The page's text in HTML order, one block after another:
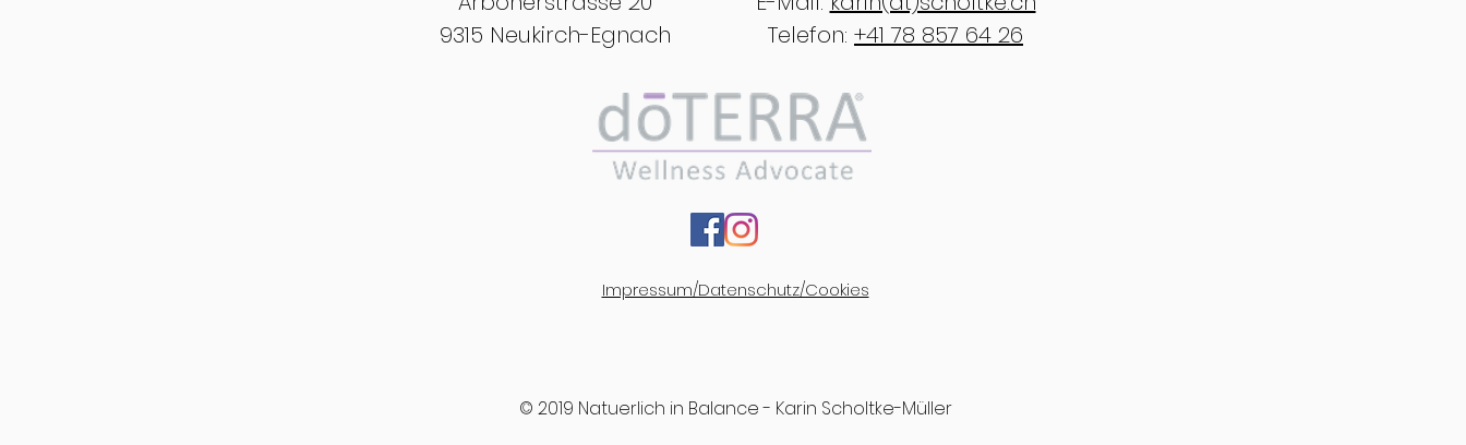
9315 Neukirch-Egnach
Telefon: +41 78 857 64 26
Impressum/Datenschutz/Cookies
© 2019 Natuerlich in Balance - Karin Scholtke-Müller